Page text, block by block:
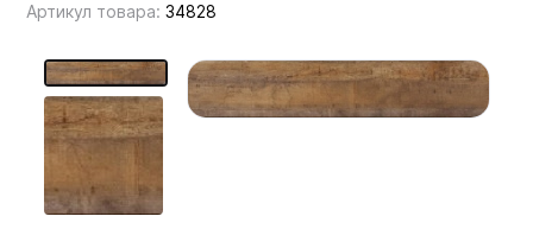
Мой ЭГГЕР
Фасады
Артикул товара:34828